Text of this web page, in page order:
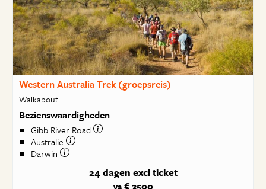
Western Australia Trek (groepsreis)
Walkabout
Bezienswaardigheden
Gibb River Road
Australie
Darwin
24 dagen excl ticket
va€ 3500